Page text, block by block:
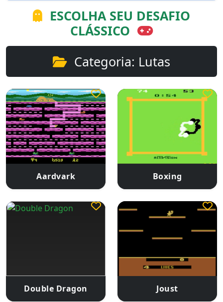
ESCOLHA SEU DESAFIO
CLÁSSICO
Categoria: Lutas
Aardvark Boxing
Double Dragon Joust